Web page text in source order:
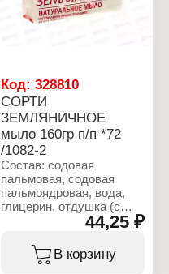
Характеристики:
Производитель: Nefis
Назначение: туалетное
Линейка: Детское
Название: "Алоэ Вера"
Вес: 90 г
Код:328810
СОРТИ
ЗЕМЛЯНИЧНОЕ
мыло 160гр п/п *72
/1082-2
Состав: содовая
пальмовая, содовая
пальмоядровая, вода,
глицерин, отдушка (с
ароматом земляники),
стабилизатор,
пластификатор, диоксид
44,25 ₽
В корзину